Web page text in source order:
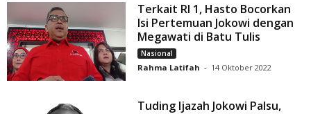
Terkait RI 1, Hasto Bocorkan
Isi Pertemuan Jokowi dengan
Megawati di Batu Tulis
Nasional
Rahma Latifah - 14 Oktober 2022
Tuding Ijazah Jokowi Palsu,